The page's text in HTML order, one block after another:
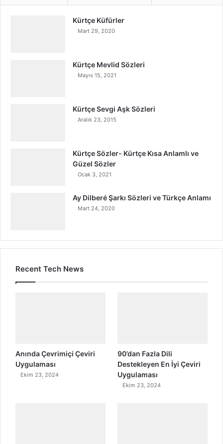
Kürtçe Küfürler
Mart 29, 2020
Kürtçe Mevlid Sözleri
Mayıs 15, 2021
Kürtçe Sevgi Aşk Sözleri
Aralık 23, 2015
Kürtçe Sözler- Kürtçe Kısa Anlamlı ve
Güzel Sözler
Ocak 3, 2021
Ay Dilberé Şarkı Sözleri ve Türkçe Anlamı
Mart 24, 2020
Recent Tech News
Anında Çevrimiçi Çeviri
Uygulaması
Ekim 23, 2024
90’dan Fazla Dili
Destekleyen En İyi Çeviri
Uygulaması
Ekim 23, 2024